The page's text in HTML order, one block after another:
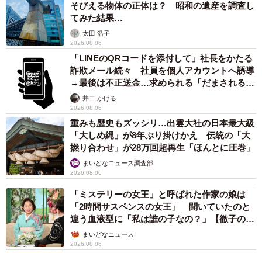
そびえる物体の正体は？ 昭和の遺産を調査し
てみた結果…
太田 浩子
2026.08.06
「LINEのQRコードを添付して」社長をかたる
詐欺メール続々 社員を個人アカウントへ誘導
→最後は不正送金…求められる「だまされる前
提」の対策
井二 かける
2026.08.06
重みも歴史もズッシリ…出雲大社の日本最大級
「大しめ縄」が8年ぶり掛けかえ 伝統の「大
撚り合わせ」が28万回超再生「ほんとに圧巻」
まいどなニュース調査部
2026.08.06
「ミステリーの女王」と呼ばれた作家の娘は
「2時間サスペンスの女王」 聞いていたのと
違う血液型に「私は誰の子なの？」【徹子の部
屋】まいどなニュース
2026.08.06